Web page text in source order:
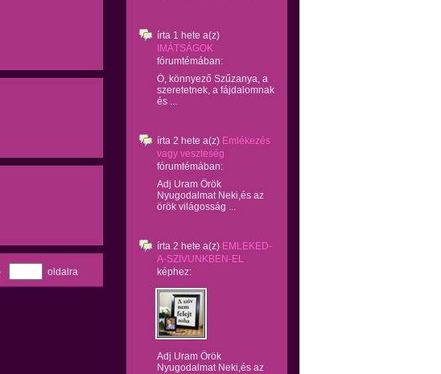
oldalra
írta 1 hete a(z)
IMÁTSÁGOK
fórumtémában:
Ó, könnyező Szűzanya, a
szeretetnek, a fájdalomnak
és ...
írta 2 hete a(z) Emlékezés
vagy veszteség
fórumtémában:
Adj Uram Örök
Nyugodalmat Neki,és az
örök világosság ...
írta 2 hete a(z) EMLEKED-
A-SZIVUNKBEN-EL
képhez:
Adj Uram Örök
Nyugodalmat Neki,és az